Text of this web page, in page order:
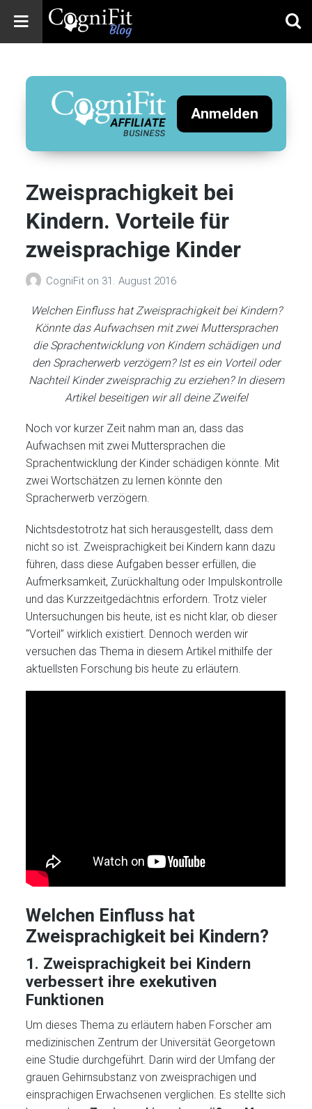
Blog: Brain
Health
News
Brain Training,
Mental Health, and
Wellness
Anmelden
Zweisprachigkeit bei
Kindern. Vorteile für
zweisprachige Kinder
CogniFit on 31. August 2016
Welchen Einfluss hat Zweisprachigkeit bei Kindern?
Könnte das Aufwachsen mit zwei Muttersprachen
die Sprachentwicklung von Kindern schädigen und
den Spracherwerb verzögern? Ist es ein Vorteil oder
Nachteil Kinder zweisprachig zu erziehen? In diesem
Artikel beseitigen wir all deine Zweifel
Noch vor kurzer Zeit nahm man an, dass das
Aufwachsen mit zwei Muttersprachen die
Sprachentwicklung der Kinder schädigen könnte. Mit
zwei Wortschätzen zu lernen könnte den
Spracherwerb verzögern.
Nichtsdestotrotz hat sich herausgestellt, dass dem
nicht so ist. Zweisprachigkeit bei Kindern kann dazu
führen, dass diese Aufgaben besser erfüllen, die
Aufmerksamkeit, Zurückhaltung oder Impulskontrolle
und das Kurzzeitgedächtnis erfordern. Trotz vieler
Untersuchungen bis heute, ist es nicht klar, ob dieser
“Vorteil” wirklich existiert. Dennoch werden wir
versuchen das Thema in diesem Artikel mithilfe der
aktuellsten Forschung bis heute zu erläutern.
Welchen Einfluss hat
Zweisprachigkeit bei Kindern?
1. Zweisprachigkeit bei Kindern
verbessert ihre exekutiven
Funktionen
Um dieses Thema zu erläutern haben Forscher am
medizinischen Zentrum der Universität Georgetown
eine Studie durchgeführt. Darin wird der Umfang der
grauen Gehirnsubstanz von zweisprachigen und
einsprachigen Erwachsenen verglichen. Es stellte sich